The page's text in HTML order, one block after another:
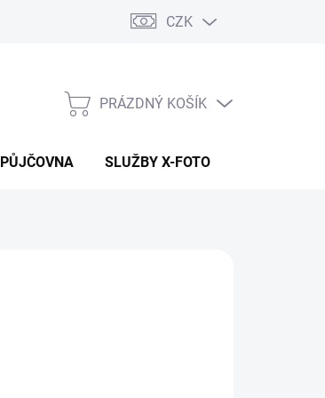
CZK
NÁKUPNÍ
PRÁZDNÝ KOŠÍK
PŮJČOVNA SLUŽBY X-FOTO